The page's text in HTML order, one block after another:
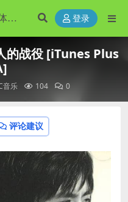
登录
的战役 [iTunes Plus
音乐 104 0
评论建议